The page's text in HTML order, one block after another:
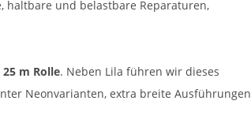
haltbare und belastbare Reparaturen,
m Rolle. Neben Lila führen wir dieses
Neonvarianten, extra breite Ausführungen